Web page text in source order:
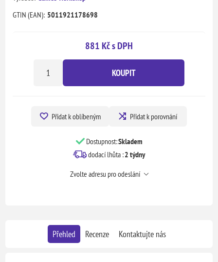
GTIN (EAN): 5011921178698
881 Kč s DPH
KOUPIT
Přidat k oblíbeným Přidat k porovnání
Dostupnost:Skladem
dodací lhůta :2 týdny
Zvolte adresu pro odeslání
Přehled Recenze Kontaktujte nás